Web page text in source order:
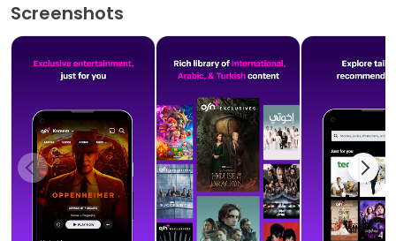
Screenshots